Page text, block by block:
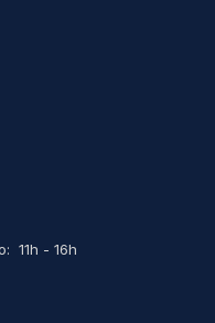
11h - 16h